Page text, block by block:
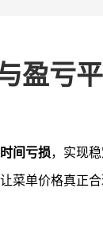
盈亏
间亏损，实现
菜单价格真正